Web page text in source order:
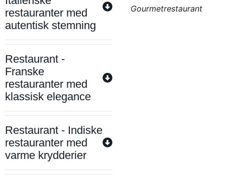
restauranter med
autentisk stemning
Restaurant -
Franske
restauranter med
klassisk elegance
Restaurant - Indiske
restauranter med
varme krydderier
Gourmetrestaurant